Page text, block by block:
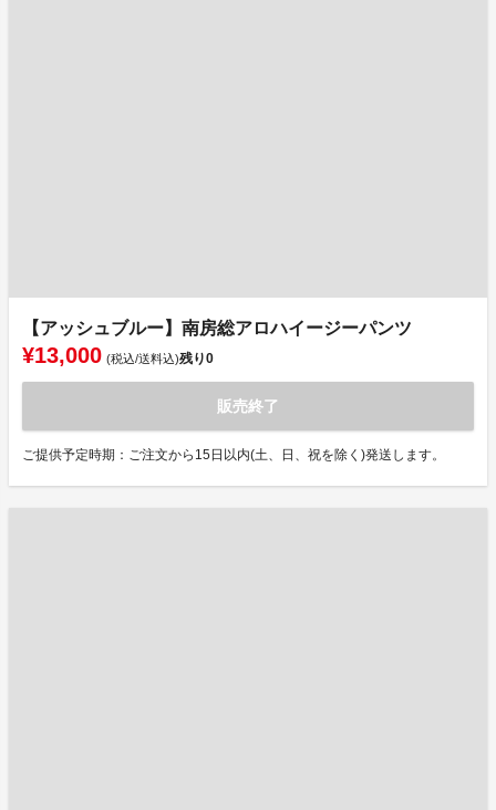
【アッシュブルー】南房総アロハイージーパンツ
¥13,000 (税込/送料込)残り0
販売終了
ご提供予定時期：ご注文から15日以内(土、日、祝を除く)発送します。